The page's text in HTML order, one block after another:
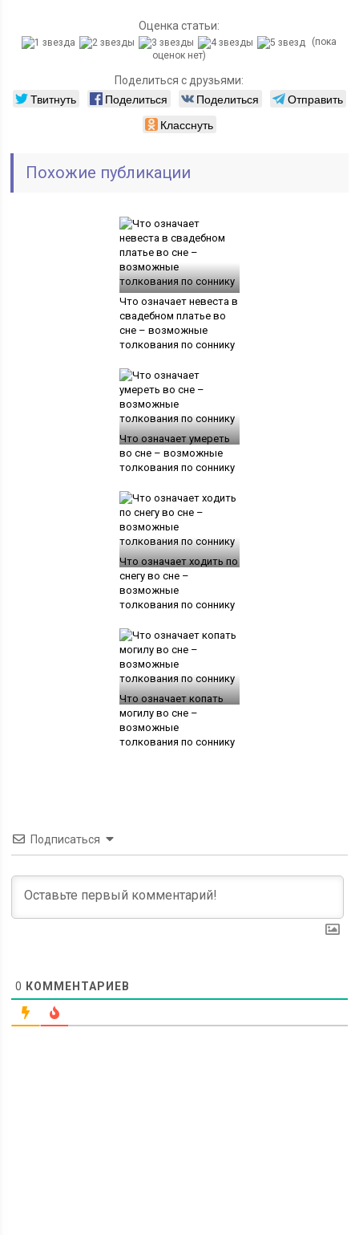
Оценка статьи:
(пока
оценок нет)
Поделиться с друзьями:
Твитнуть Поделиться Поделиться
Отправить
Класснуть
Похожие публикации
Что означает невеста в
свадебном платье во
сне – возможные
толкования по соннику
Что означает умереть
во сне – возможные
толкования по соннику
Что означает ходить по
снегу во сне –
возможные
толкования по соннику
Что означает копать
могилу во сне –
возможные
толкования по соннику
Подписаться
0 КОММЕНТАРИЕВ